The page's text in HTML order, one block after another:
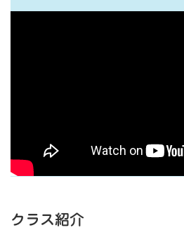
クラス紹介